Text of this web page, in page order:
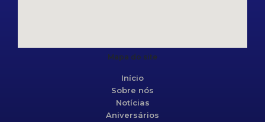
Mapa do site
Início
Sobre nós
Notícias
Aniversários